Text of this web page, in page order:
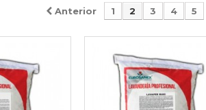
Anterior 1 2 3 4 5